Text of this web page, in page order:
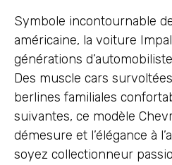
Symbole incontournable
américaine, la voiture
générations
Des muscle cars
berlines familiales
suivantes, ce modèle
démesure et l’élégance à
soyez collectionneur